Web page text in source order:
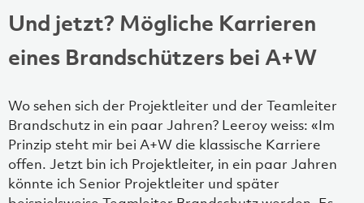
Und jetzt? Mögliche Karrieren
eines Brandschützers bei A+W
Wo sehen sich der Projektleiter und der Teamleiter
Brandschutz in ein paar Jahren? Leeroy weiss: «Im
Prinzip steht mir bei A+W die klassische Karriere
offen. Jetzt bin ich Projektleiter, in ein paar Jahren
könnte ich Senior Projektleiter und später